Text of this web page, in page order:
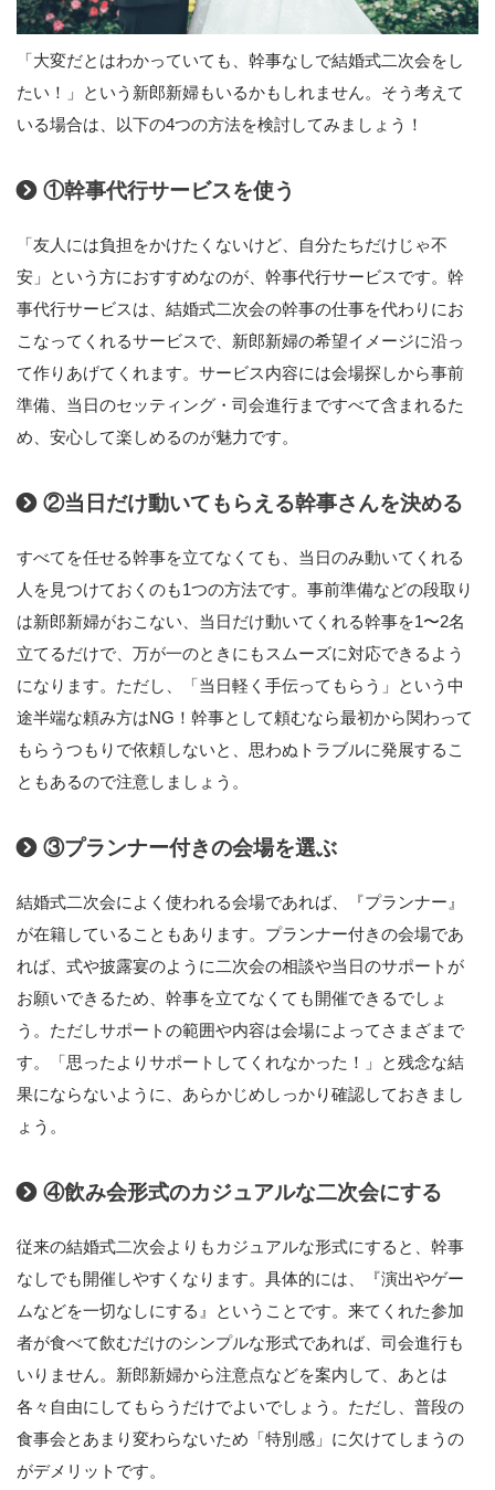
「大変だとはわかっていても、幹事なしで結婚式二次会をし
たい！」という新郎新婦もいるかもしれません。そう考えて
いる場合は、以下の4つの方法を検討してみましょう！
①幹事代行サービスを使う
「友人には負担をかけたくないけど、自分たちだけじゃ不
安」という方におすすめなのが、幹事代行サービスです。幹
事代行サービスは、結婚式二次会の幹事の仕事を代わりにお
こなってくれるサービスで、新郎新婦の希望イメージに沿っ
て作りあげてくれます。サービス内容には会場探しから事前
準備、当日のセッティング・司会進行まですべて含まれるた
め、安心して楽しめるのが魅力です。
②当日だけ動いてもらえる幹事さんを決める
すべてを任せる幹事を立てなくても、当日のみ動いてくれる
人を見つけておくのも1つの方法です。事前準備などの段取り
は新郎新婦がおこない、当日だけ動いてくれる幹事を1〜2名
立てるだけで、万が一のときにもスムーズに対応できるよう
になります。ただし、「当日軽く手伝ってもらう」という中
途半端な頼み方はNG！幹事として頼むなら最初から関わって
もらうつもりで依頼しないと、思わぬトラブルに発展するこ
ともあるので注意しましょう。
③プランナー付きの会場を選ぶ
結婚式二次会によく使われる会場であれば、『プランナー』
が在籍していることもあります。プランナー付きの会場であ
れば、式や披露宴のように二次会の相談や当日のサポートが
お願いできるため、幹事を立てなくても開催できるでしょ
う。ただしサポートの範囲や内容は会場によってさまざまで
す。「思ったよりサポートしてくれなかった！」と残念な結
果にならないように、あらかじめしっかり確認しておきまし
ょう。
④飲み会形式のカジュアルな二次会にする
従来の結婚式二次会よりもカジュアルな形式にすると、幹事
なしでも開催しやすくなります。具体的には、『演出やゲー
ムなどを一切なしにする』ということです。来てくれた参加
者が食べて飲むだけのシンプルな形式であれば、司会進行も
いりません。新郎新婦から注意点などを案内して、あとは
各々自由にしてもらうだけでよいでしょう。ただし、普段の
食事会とあまり変わらないため「特別感」に欠けてしまうの
がデメリットです。